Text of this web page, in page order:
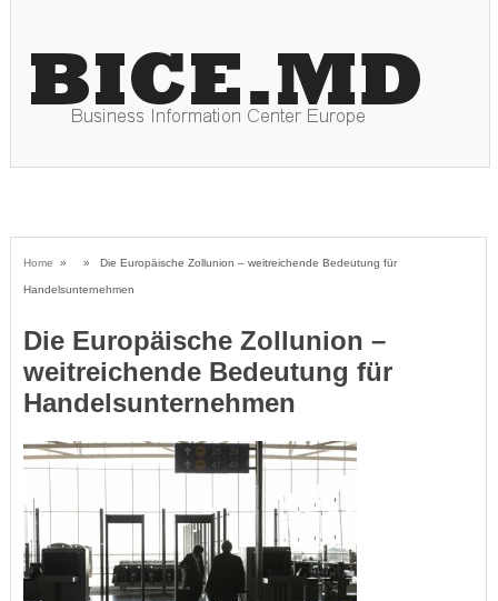
Home » » Die Europäische Zollunion – weitreichende Bedeutung für
Handelsunternehmen
Die Europäische Zollunion –
weitreichende Bedeutung für
Handelsunternehmen